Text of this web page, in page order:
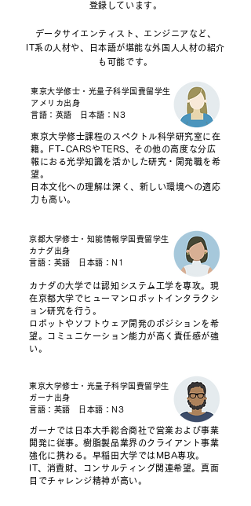
登録しています。
データサイエンティスト、エンジニアなど、
IT系の人材や、日本語が堪能な外国人人材の紹介
も可能です。
東京大学修士・光量子科学国費留学生
アメリカ出身
言語：英語 日本語：N3
東京大学修士課程のスペクトル科学研究室に在
籍。FT-CARSやTERS、その他の高度な分広
報におる光学知識を活かした研究・開発職を希
望。
日本文化への理解は深く、新しい環境への適応
力も高い。
京都大学修士・知能情報学国費留学生
カナダ出身
言語：英語 日本語：N1
カナダの大学では認知システム工学を専攻。現
在京都大学でヒューマンロボットインタラクシ
ョン研究を行う。
ロボットやソフトウェア開発のポジションを希
望。コミュニケーション能力が高く責任感が強
い。
東京大学修士・光量子科学国費留学生
ガーナ出身
言語：英語 日本語：N3
ガーナでは日本大手総合商社で営業および事業
開発に従事。樹脂製品業界のクライアント事業
強化に携わる。早稲田大学ではMBA専攻。
IT、消費財、コンサルティング関連希望。真面
目でチャレンジ精神が高い。